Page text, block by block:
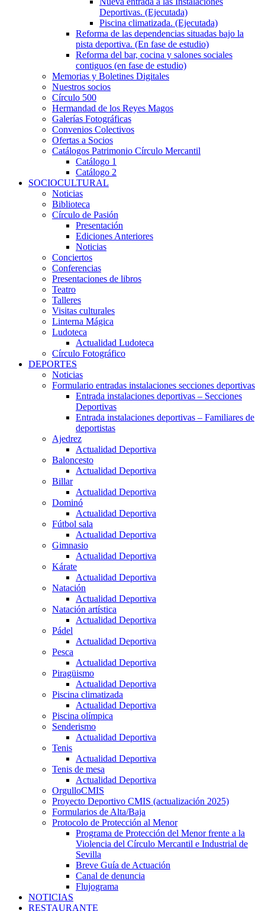
Deportivas. (Ejecutada)
Piscina climatizada. (Ejecutada)
Reforma de las dependencias situadas bajo la
pista deportiva. (En fase de estudio)
Reforma del bar, cocina y salones sociales
contiguos (en fase de estudio)
Memorias y Boletines Digitales
Nuestros socios
Círculo 500
Hermandad de los Reyes Magos
Galerías Fotográficas
Convenios Colectivos
Ofertas a Socios
Catálogos Patrimonio Círculo Mercantil
Catálogo 1
Catálogo 2
SOCIOCULTURAL
Noticias
Biblioteca
Círculo de Pasión
Presentación
Ediciones Anteriores
Noticias
Conciertos
Conferencias
Presentaciones de libros
Teatro
Talleres
Visitas culturales
Linterna Mágica
Ludoteca
Actualidad Ludoteca
Círculo Fotográfico
DEPORTES
Noticias
Formulario entradas instalaciones secciones deportivas
Entrada instalaciones deportivas – Secciones
Deportivas
Entrada instalaciones deportivas – Familiares de
deportistas
Ajedrez
Actualidad Deportiva
Baloncesto
Actualidad Deportiva
Billar
Actualidad Deportiva
Dominó
Actualidad Deportiva
Fútbol sala
Actualidad Deportiva
Gimnasio
Actualidad Deportiva
Kárate
Actualidad Deportiva
Natación
Actualidad Deportiva
Natación artística
Actualidad Deportiva
Pádel
Actualidad Deportiva
Pesca
Actualidad Deportiva
Piragüismo
Actualidad Deportiva
Piscina climatizada
Actualidad Deportiva
Piscina olímpica
Senderismo
Actualidad Deportiva
Tenis
Actualidad Deportiva
Tenis de mesa
Actualidad Deportiva
OrgulloCMIS
Proyecto Deportivo CMIS (actualización 2025)
Formularios de Alta/Baja
Protocolo de Protección al Menor
Programa de Protección del Menor frente a la
Violencia del Círculo Mercantil e Industrial de
Sevilla
Breve Guía de Actuación
Canal de denuncia
Flujograma
NOTICIAS
RESTAURANTE